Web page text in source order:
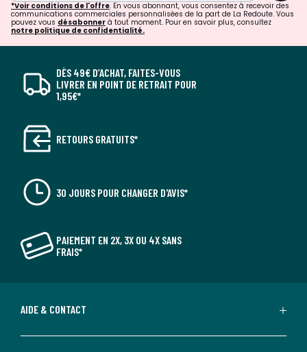
*Voir conditions de l'offre. En vous abonnant, vous consentez à recevoir des
communications commerciales personnalisées de la part de La Redoute. Vous
pouvez vous désabonner à tout moment. Pour en savoir plus, consultez
notre politique de confidentialité.
DÈS 49€ D’ACHAT, FAITES-VOUS
LIVRER EN POINT DE RETRAIT POUR
1,95€*
RETOURS GRATUITS*
30 JOURS POUR CHANGER D'AVIS*
PAIEMENT EN 2X, 3X OU 4X SANS
FRAIS*
AIDE & CONTACT